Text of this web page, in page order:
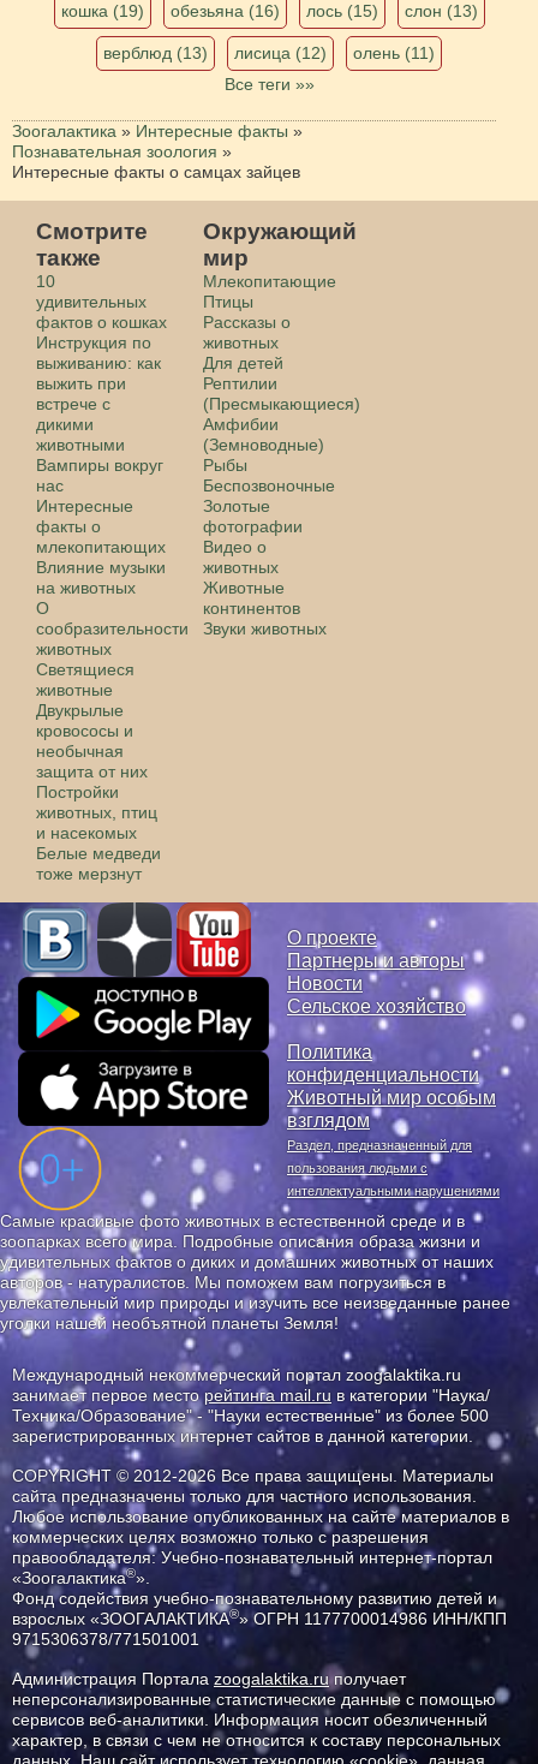
кошка (19) обезьяна (16) лось (15) слон (13)
верблюд (13) лисица (12)
олень (11)
Все теги »»
Зоогалактика » Интересные факты »
Познавательная зоология »
Интересные факты о самцах зайцев
Смотрите
также
10
удивительных
фактов о кошках
Инструкция по
выживанию: как
выжить при
встрече с
дикими
животными
Вампиры вокруг
нас
Интересные
факты о
млекопитающих
Влияние музыки
на животных
О
сообразительности
животных
Светящиеся
животные
Двукрылые
кровососы и
необычная
защита от них
Постройки
животных, птиц
и насекомых
Белые медведи
тоже мерзнут
Окружающий
мир
Млекопитающие
Птицы
Рассказы о
животных
Для детей
Рептилии
(Пресмыкающиеся)
Амфибии
(Земноводные)
Рыбы
Беспозвоночные
Золотые
фотографии
Видео о
животных
Животные
континентов
Звуки животных
О проекте
Партнеры и авторы
Новости
Сельское хозяйство
Политика
конфиденциальности
Животный мир особым
взглядом
Раздел, предназначенный для
пользования людьми с
интеллектуальными нарушениями
Самые красивые фото животных в естественной среде и в
зоопарках всего мира. Подробные описания образа жизни и
удивительных фактов о диких и домашних животных от наших
авторов - натуралистов. Мы поможем вам погрузиться в
увлекательный мир природы и изучить все неизведанные ранее
уголки нашей необъятной планеты Земля!
Международный некоммерческий портал zoogalaktika.ru
занимает первое месторейтинга mail.ru в категории "Наука/
Техника/Образование" - "Науки естественные" из более 500
зарегистрированных интернет сайтов в данной категории.
COPYRIGHT © 2012-2026 Все права защищены. Материалы
сайта предназначены только для частного использования.
Любое использование опубликованных на сайте материалов в
коммерческих целях возможно только с разрешения
правообладателя: Учебно-познавательный интернет-портал
«Зоогалактика®».
Фонд содействия учебно-познавательному развитию детей и
взрослых «ЗООГАЛАКТИКА®» ОГРН 1177700014986 ИНН/КПП
9715306378/771501001
Администрация Портала zoogalaktika.ruполучает
неперсонализированные статистические данные с помощью
сервисов веб-аналитики. Информация носит обезличенный
характер, в связи с чем не относится к составу персональных